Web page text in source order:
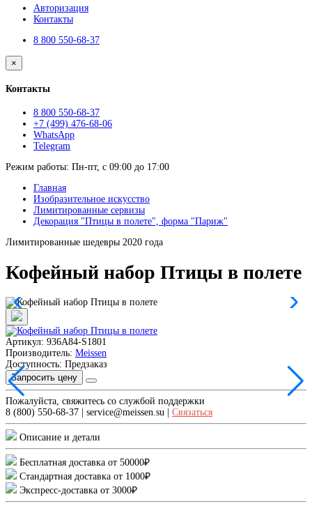
Авторизация
Контакты
8 800 550-68-37
×
Контакты
8 800 550-68-37
+7 (499) 476-68-06
WhatsApp
Telegram
Режим работы: Пн-пт, с 09:00 до 17:00
Главная
Изобразительное искусство
Лимитированные сервизы
Декорация "Птицы в полете", форма "Париж"
Лимитированные шедевры 2020 года
Кофейный набор Птицы в полете
Артикул: 936A84-S1801
Производитель: Meissen
Доступность: Предзаказ
Запросить цену
Пожалуйста, свяжитесь со службой поддержки
8 (800) 550-68-37 | service@meissen.su | Связаться
Описание и детали
Бесплатная доставка от 50000₽
Стандартная доставка от 1000₽
Экспресс-доставка от 3000₽